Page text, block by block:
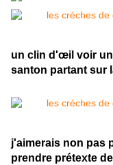
un clin d'œil voir un
santon partant sur
j'aimerais non pas
prendre prétexte